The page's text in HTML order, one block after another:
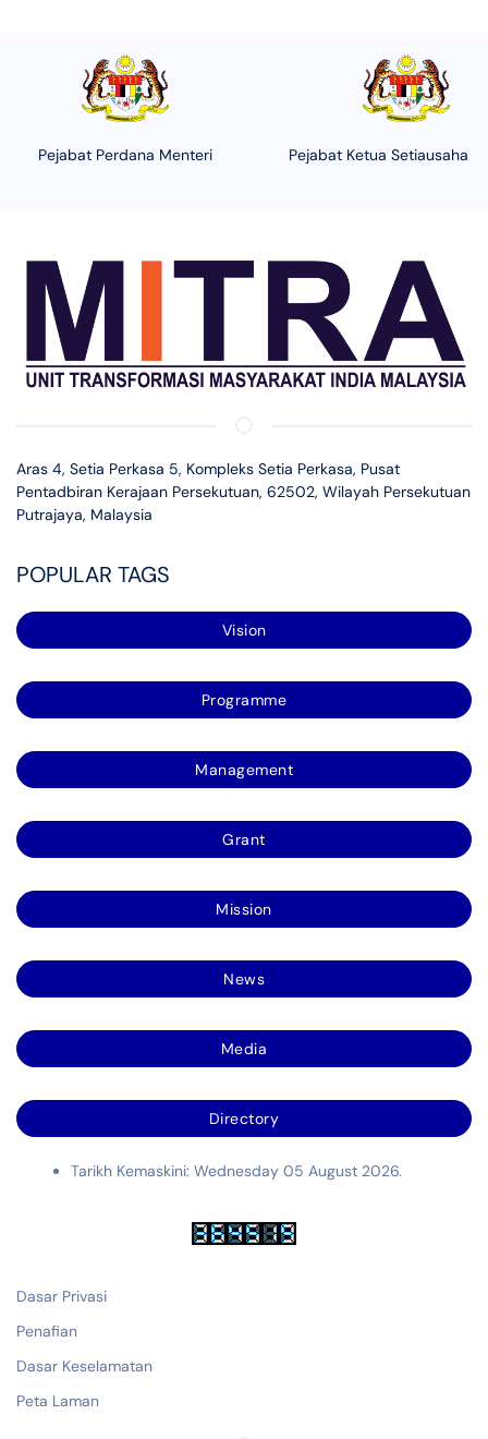
Pejabat Perdana Menteri Pejabat Ketua Setiausaha
Aras 4, Setia Perkasa 5, Kompleks Setia Perkasa, Pusat
Pentadbiran Kerajaan Persekutuan, 62502, Wilayah Persekutuan
Putrajaya, Malaysia
POPULAR TAGS
Vision
Programme
Management
Grant
Mission
News
Media
Directory
Tarikh Kemaskini: Wednesday 05 August 2026.
Dasar Privasi
Penafian
Dasar Keselamatan
Peta Laman